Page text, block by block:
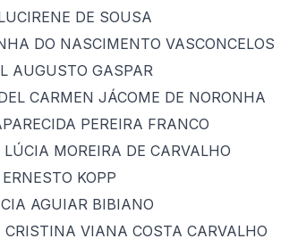
DE SOUSA
DO NASCIMENTO VASCONCELOS
AUGUSTO GASPAR
CARMEN JÁCOME DE NORONHA
PEREIRA FRANCO
LÚCIA MOREIRA DE CARVALHO
KOPP
AGUIAR BIBIANO
CRISTINA VIANA COSTA CARVALHO